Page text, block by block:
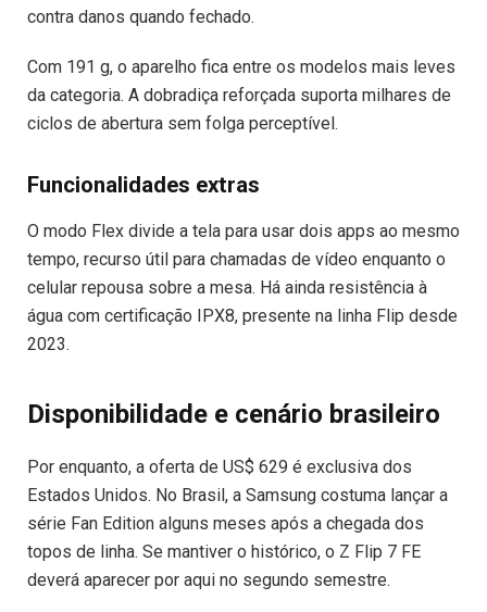
contra danos quando fechado.
Com 191 g, o aparelho fica entre os modelos mais leves
da categoria. A dobradiça reforçada suporta milhares de
ciclos de abertura sem folga perceptível.
Funcionalidades extras
O modo Flex divide a tela para usar dois apps ao mesmo
tempo, recurso útil para chamadas de vídeo enquanto o
celular repousa sobre a mesa. Há ainda resistência à
água com certificação IPX8, presente na linha Flip desde
2023.
Disponibilidade e cenário brasileiro
Por enquanto, a oferta de US$ 629 é exclusiva dos
Estados Unidos. No Brasil, a Samsung costuma lançar a
série Fan Edition alguns meses após a chegada dos
topos de linha. Se mantiver o histórico, o Z Flip 7 FE
deverá aparecer por aqui no segundo semestre.